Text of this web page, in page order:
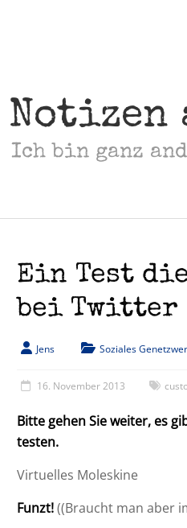
Notizen
Ich bin ganz
Ein Test
bei Twitter
Jens Soziales
16. November 2013
Bitte gehen Sie weiter, es
testen.
Virtuelles Moleskine
Funzt!((Braucht man aber